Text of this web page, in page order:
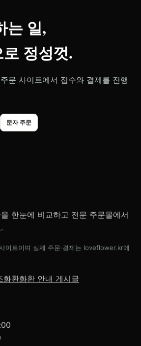
는 일,
정성껏.
문 사이트에서 접수와 결제를 진행
문자 주문
한눈에 비교하고 전문 주문몰에서
이트이며 실제 주문·결제는 loveflower.kr에
화환화환 안내 게시글